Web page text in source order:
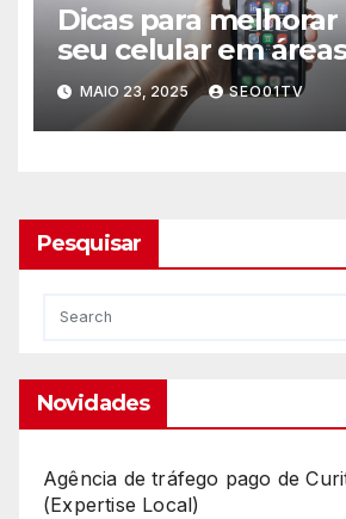
Dicas para melhorar
seu celular em
baixa cobertura
MAIO 23, 2025 SEO01TV
Pesquisar
Novidades
Agência de tráfego pago de
(Expertise Local)